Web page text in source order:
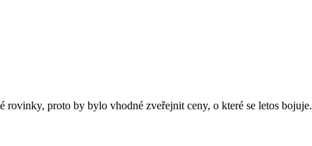
proto by bylo vhodné zveřejnit ceny, o které se letos bojuje.